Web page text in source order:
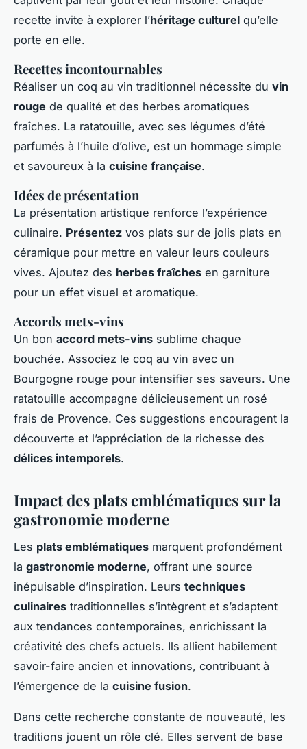
recette invite à explorer l’héritage culturel qu’elle
porte en elle.
Recettes incontournables
Réaliser un coq au vin traditionnel nécessite du vin
rouge de qualité et des herbes aromatiques
fraîches. La ratatouille, avec ses légumes d’été
parfumés à l’huile d’olive, est un hommage simple
et savoureux à la cuisine française.
Idées de présentation
La présentation artistique renforce l’expérience
culinaire. Présentez vos plats sur de jolis plats en
céramique pour mettre en valeur leurs couleurs
vives. Ajoutez des herbes fraîches en garniture
pour un effet visuel et aromatique.
Accords mets-vins
Un bon accord mets-vins sublime chaque
bouchée. Associez le coq au vin avec un
Bourgogne rouge pour intensifier ses saveurs. Une
ratatouille accompagne délicieusement un rosé
frais de Provence. Ces suggestions encouragent la
découverte et l’appréciation de la richesse des
délices intemporels.
Impact des plats emblématiques sur la
gastronomie moderne
Les plats emblématiques marquent profondément
la gastronomie moderne, offrant une source
inépuisable d’inspiration. Leurs techniques
culinaires traditionnelles s’intègrent et s’adaptent
aux tendances contemporaines, enrichissant la
créativité des chefs actuels. Ils allient habilement
savoir-faire ancien et innovations, contribuant à
l’émergence de la cuisine fusion.
Dans cette recherche constante de nouveauté, les
traditions jouent un rôle clé. Elles servent de base